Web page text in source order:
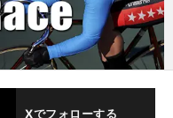
Xでフォローする